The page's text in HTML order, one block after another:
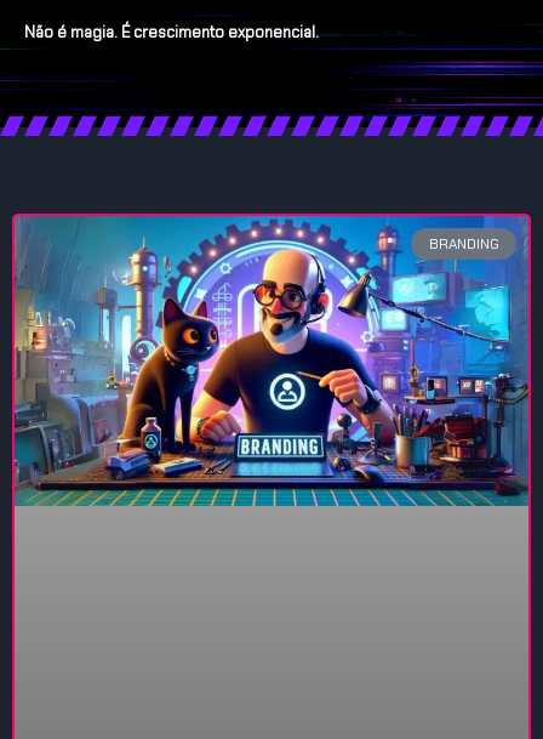
Não é magia. É crescimento exponencial.
BRANDING